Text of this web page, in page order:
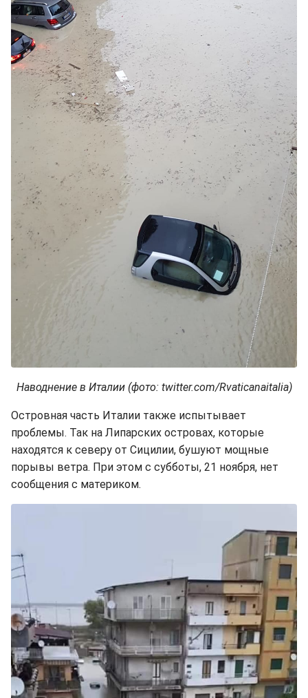
Наводнение в Италии (фото: twitter.com/Rvaticanaitalia)
Островная часть Италии также испытывает
проблемы. Так на Липарских островах, которые
находятся к северу от Сицилии, бушуют мощные
порывы ветра. При этом с субботы, 21 ноября, нет
сообщения с материком.